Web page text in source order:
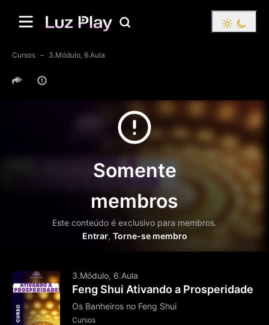
Cursos 3.Módulo, 6.Aula
Somente
membros
Este conteúdo é exclusivo para membros.
Entrar, Torne-se membro
3.Módulo, 6.Aula
Feng Shui Ativando a Prosperidade
Os Banheiros no Feng Shui
Cursos